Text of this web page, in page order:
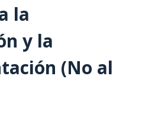
la
y la
(No al